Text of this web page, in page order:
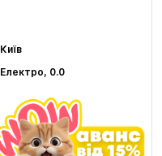
Київ
Електро, 0.0